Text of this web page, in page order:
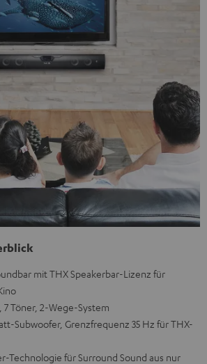
mit THX Speakerbar-Lizenz für
Töner, 2-Wege-System
Subwoofer, Grenzfrequenz 35 Hz für THX-
Technologie für Surround Sound aus nur